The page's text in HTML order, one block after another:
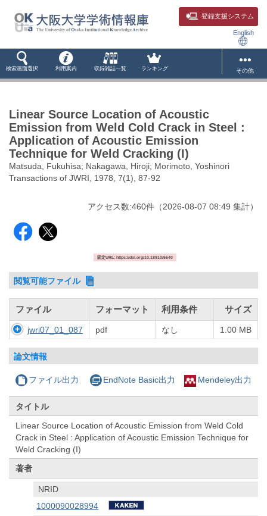
登録支援システム
English
検索画面選択 利用案内 収録雑誌一覧 ランキング その他
Linear Source Location of Acoustic
Emission from Weld Cold Crack in Steel :
Application of Acoustic Emission
Technique for Weld Cracking (I)
Matsuda, Fukuhisa; Nakagawa, Hiroji; Morimoto, Yoshinori
Transactions of JWRI, 1978, 7(1), 87-92
アクセス数:460件 （2026-08-07 08:49 集計）
固定URL: https://doi.org/10.18910/5640
閲覧可能ファイル
ファイル フォーマット 利用条件 サイズ
jwri07_01_087 pdf なし 1.00 MB
論文情報
ファイル出力 EndNote Basic出力 Mendeley出力
タイトル
Linear Source Location of Acoustic Emission from Weld Cold
Crack in Steel : Application of Acoustic Emission Technique for
Weld Cracking (I)
著者
NRID
1000090028994